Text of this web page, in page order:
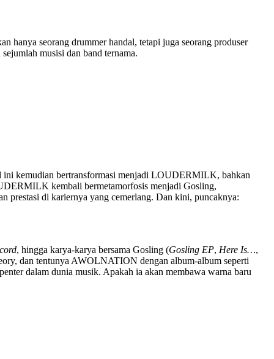
hanya seorang drummer handal, tetapi juga seorang produser
musisi dan band ternama.
ini kemudian bertransformasi menjadi LOUDERMILK, bahkan
kembali bermetamorfosis menjadi Gosling,
prestasi di kariernya yang cemerlang. Dan kini, puncaknya:
, hingga karya-karya bersama Gosling (Gosling EP, Here Is…,
dan tentunya AWOLNATION dengan album-album seperti
dalam dunia musik. Apakah ia akan membawa warna baru